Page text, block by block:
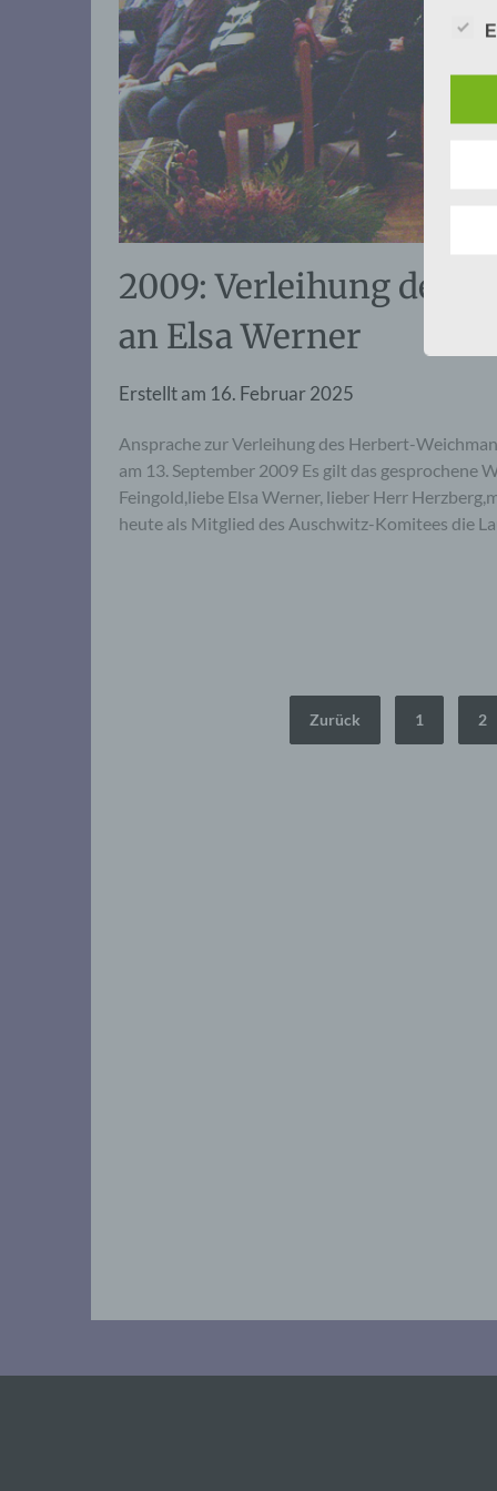
2009: Verleihung der
an Elsa Werner
Erstellt am 16. Februar 2025
Ansprache zur Verleihung des Herbert-
am 13. September 2009 Es gilt das gesprochene
Feingold,liebe Elsa Werner, lieber Herr
heute als Mitglied des Auschwitz-Komitees die
SeitennummerierungZurück 1 2